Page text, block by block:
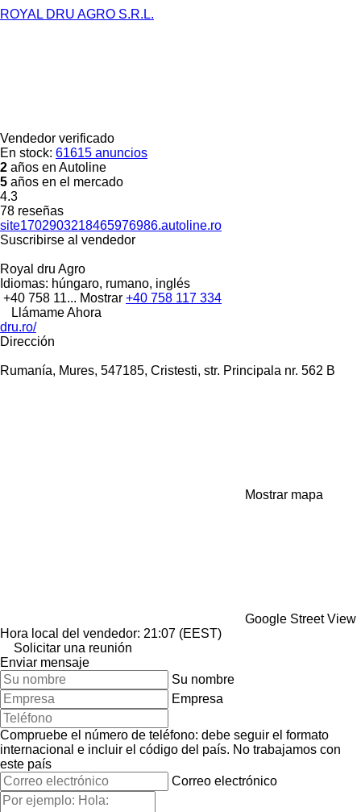
ROYAL DRU AGRO S.R.L.
Vendedor verificado
En stock: 61615 anuncios
2 años en Autoline
5 años en el mercado
4.3
78 reseñas
site1702903218465976986.autoline.ro
Suscribirse al vendedor
Royal dru Agro
Idiomas: húngaro, rumano, inglés
+40 758 11... Mostrar +40 758 117 334
Llámame Ahora
dru.ro/
Dirección
Rumanía, Mures, 547185, Cristesti, str. Principala nr. 562 B
Mostrar mapa
Google Street View
Hora local del vendedor: 21:07 (EEST)
Solicitar una reunión
Enviar mensaje
Su nombre
Empresa
Compruebe el número de teléfono: debe seguir el formato
internacional e incluir el código del país. No trabajamos con
este país
Correo electrónico